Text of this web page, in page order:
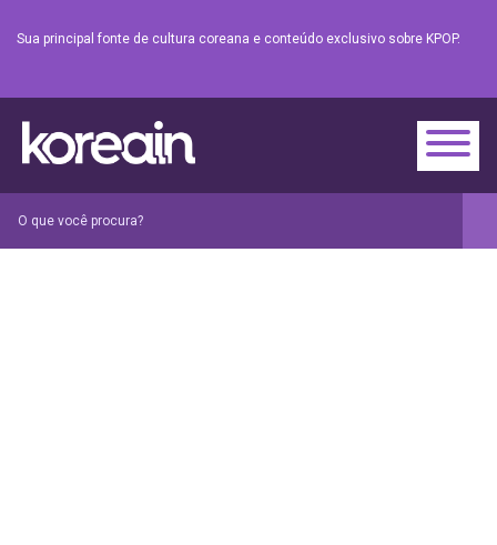
Sua principal fonte de cultura coreana e conteúdo exclusivo sobre KPOP.